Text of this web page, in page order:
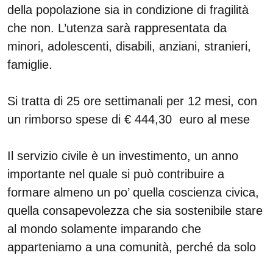
della popolazione sia in condizione di fragilità
che non. L’utenza sarà rappresentata da
minori, adolescenti, disabili, anziani, stranieri,
famiglie.
Si tratta di 25 ore settimanali per 12 mesi, con
un rimborso spese di € 444,30 euro al mese
Il servizio civile è un investimento, un anno
importante nel quale si può contribuire a
formare almeno un po’ quella coscienza civica,
quella consapevolezza che sia sostenibile stare
al mondo solamente imparando che
apparteniamo a una comunità, perché da solo